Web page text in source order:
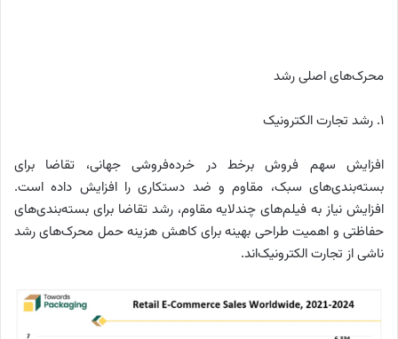
محرک‌های اصلی رشد
۱. رشد تجارت الکترونیک
افزایش سهم فروش برخط در خرده‌فروشی جهانی، تقاضا برای
بسته‌بندی‌های سبک، مقاوم و ضد دستکاری را افزایش داده است.
افزایش نیاز به فیلم‌های چندلایه مقاوم، رشد تقاضا برای بسته‌بندی‌های
حفاظتی و اهمیت طراحی بهینه برای کاهش هزینه حمل محرک‌های رشد
ناشی از تجارت الکترونیک‌اند.